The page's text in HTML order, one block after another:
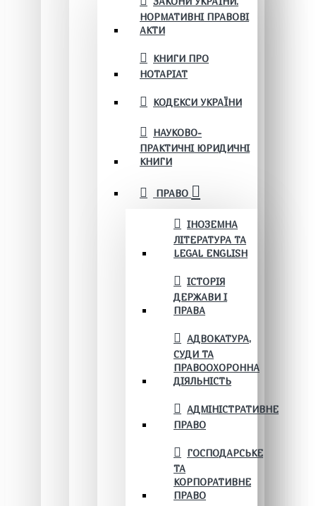
НОРМАТИВНІ ПРАВОВІ
АКТИ
КНИГИ ПРО
НОТАРІАТ
КОДЕКСИ УКРАЇНИ
НАУКОВО-
ПРАКТИЧНІ ЮРИДИЧНІ
КНИГИ
ПРАВО
ІНОЗЕМНА
ЛІТЕРАТУРА ТА
LEGAL ENGLISH
ІСТОРІЯ
ДЕРЖАВИ І
ПРАВА
АДВОКАТУРА,
СУДИ ТА
ПРАВООХОРОННА
ДІЯЛЬНІСТЬ
АДМІНІСТРАТИВНЕ
ПРАВО
ГОСПОДАРСЬКЕ
ТА
КОРПОРАТИВНЕ
ПРАВО